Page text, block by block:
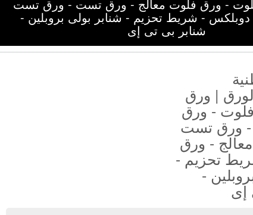
فلوت - ورق فلوت معالج - ورق تست - ورق تست
- شريط تحزيم - شنابر بولى بروبلين -
شنابر بى تى إى
| ورق
فلوت - ورق
- ورق تست
- ورق
تحزيم -
-
إى